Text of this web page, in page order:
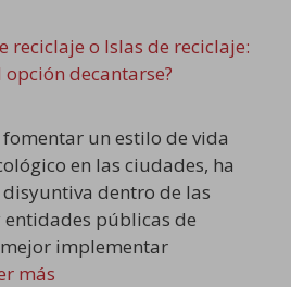
un estilo de vida
en las ciudades, ha
dentro de las
públicas de
mejor implementar
más